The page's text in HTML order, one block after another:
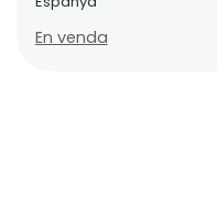
En venda